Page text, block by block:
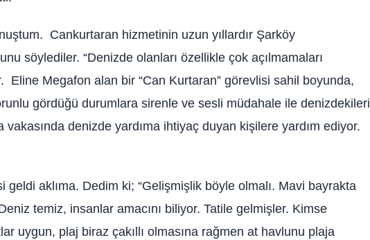
Cankurtaran hizmetinin uzun yıllardır Şarköy
söylediler. “Denizde olanları özellikle çok açılmamaları
Eline Megafon alan bir “Can Kurtaran” görevlisi sahil boyunda,
gördüğü durumlara sirenle ve sesli müdahale ile denizdekileri
vakasında denizde yardıma ihtiyaç duyan kişilere yardım ediyor.
aklıma. Dedim ki; “Gelişmişlik böyle olmalı. Mavi bayrakta
temiz, insanlar amacını biliyor. Tatile gelmişler. Kimse
uygun, plaj biraz çakıllı olmasına rağmen at havlunu plaja